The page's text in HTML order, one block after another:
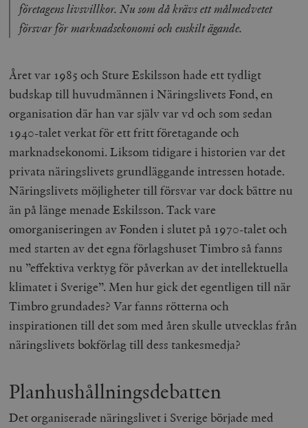
företagens livsvillkor. Nu som då krävs ett målmedvetet
försvar för marknadsekonomi och enskilt ägande.
Året var 1985 och Sture Eskilsson hade ett tydligt
budskap till huvudmännen i Näringslivets Fond, en
organisation där han var själv var vd och som sedan
1940-talet verkat för ett fritt företagande och
marknadsekonomi. Liksom tidigare i historien var det
privata näringslivets grundläggande intressen hotade.
Näringslivets möjligheter till försvar var dock bättre nu
än på länge menade Eskilsson. Tack vare
omorganiseringen av Fonden i slutet på 1970-talet och
med starten av det egna förlagshuset Timbro så fanns
nu ”effektiva verktyg för påverkan av det intellektuella
klimatet i Sverige”. Men hur gick det egentligen till när
Timbro grundades? Var fanns rötterna och
inspirationen till det som med åren skulle utvecklas från
näringslivets bokförlag till dess tankesmedja?
Planhushållningsdebatten
Det organiserade näringslivet i Sverige började med